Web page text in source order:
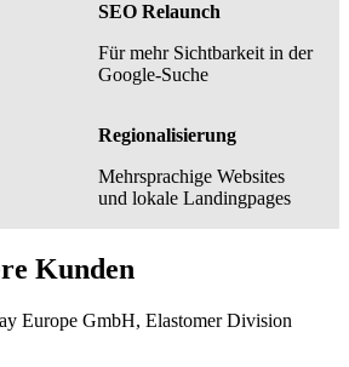
SEO Relaunch
Für mehr Sichtbarkeit in der
Google-Suche
Regionalisierung
Mehrsprachige Websites
und lokale Landingpages
Kunden